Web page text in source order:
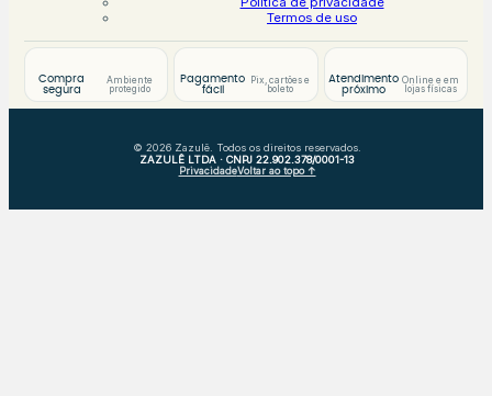
Termos de uso
Compra
segura
Ambiente
protegido
Pagamento
fácil
Pix, cartões e
boleto
Atendimento
próximo
Online e em
lojas físicas
© 2026 Zazulê. Todos os direitos reservados.
ZAZULÊ LTDA · CNPJ 22.902.378/0001-13
PrivacidadeVoltar ao topo ↑